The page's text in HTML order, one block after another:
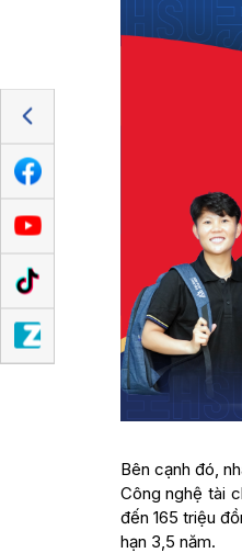
Bên cạnh đó,
Công nghệ tài
đến 165 triệu
hạn 3,5 năm.